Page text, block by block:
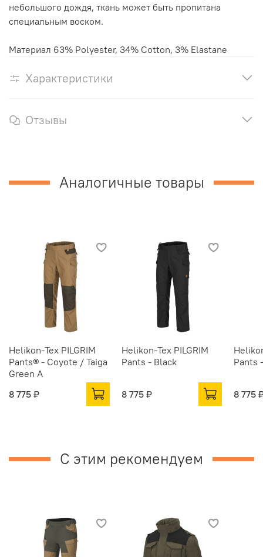
небольшого дождя, ткань может быть пропитана
специальным воском.
Материал 63% Polyester, 34% Cotton, 3% Elastane
Характеристики
Отзывы
Аналогичные товары
Helikon-Tex PILGRIM
Pants® - Coyote / Taiga
Green A
8 775 ₽
Helikon-Tex PILGRIM
Pants - Black
8 775 ₽
Pants
8 775
С этим рекомендуем